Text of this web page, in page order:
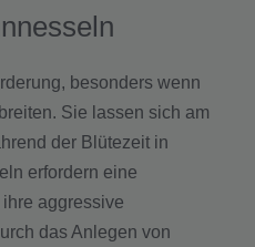
besonders wenn
Sie lassen sich am
der Blütezeit in
erfordern eine
aggressive
das Anlegen von